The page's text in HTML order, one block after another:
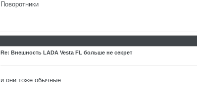
Поворотники
Re: Внешность LADA Vesta FL больше не секрет
и они тоже обычные